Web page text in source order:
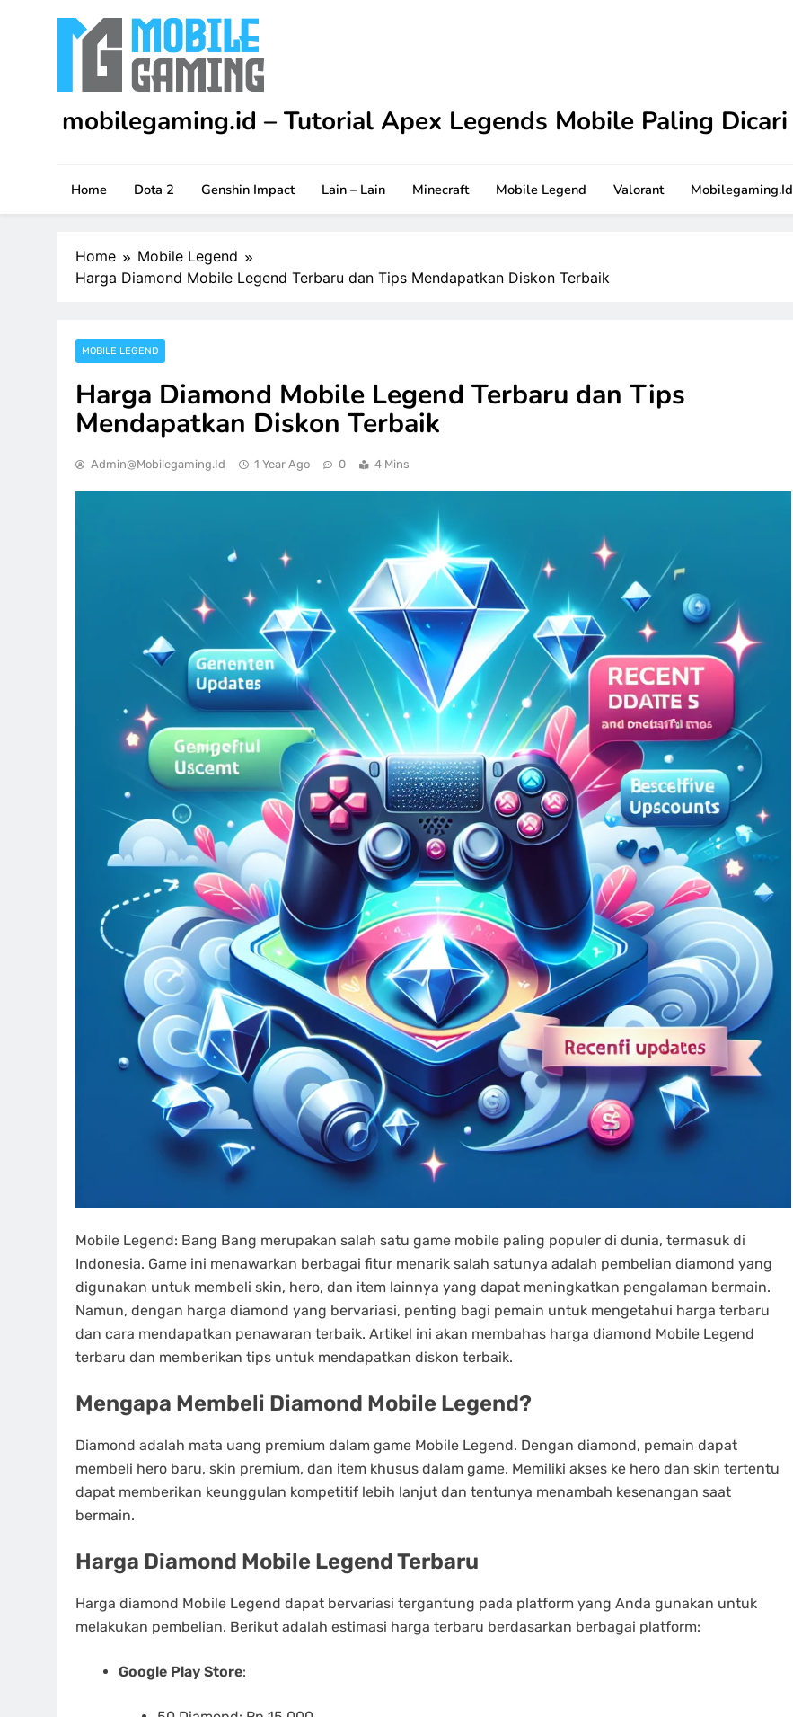
mobilegaming.id – Tutorial Apex Legends Mobile Paling Dicari
game.
Home Dota 2 Genshin Impact Lain – Lain Minecraft Mobile Legend Valorant Mobilegaming.id
Home
Mobile Legend
Harga Diamond Mobile Legend Terbaru dan Tips Mendapatkan Diskon Terbaik
MOBILE LEGEND
Harga Diamond Mobile Legend Terbaru dan Tips
Mendapatkan Diskon Terbaik
Admin@mobilegaming.id 1 Year Ago 0 4 Mins
Mobile Legend: Bang Bang merupakan salah satu game mobile paling populer di dunia, termasuk di
Indonesia. Game ini menawarkan berbagai fitur menarik salah satunya adalah pembelian diamond yang
digunakan untuk membeli skin, hero, dan item lainnya yang dapat meningkatkan pengalaman bermain.
Namun, dengan harga diamond yang bervariasi, penting bagi pemain untuk mengetahui harga terbaru
dan cara mendapatkan penawaran terbaik. Artikel ini akan membahas harga diamond Mobile Legend
terbaru dan memberikan tips untuk mendapatkan diskon terbaik.
Mengapa Membeli Diamond Mobile Legend?
Diamond adalah mata uang premium dalam game Mobile Legend. Dengan diamond, pemain dapat
membeli hero baru, skin premium, dan item khusus dalam game. Memiliki akses ke hero dan skin tertentu
dapat memberikan keunggulan kompetitif lebih lanjut dan tentunya menambah kesenangan saat
bermain.
Harga Diamond Mobile Legend Terbaru
Harga diamond Mobile Legend dapat bervariasi tergantung pada platform yang Anda gunakan untuk
melakukan pembelian. Berikut adalah estimasi harga terbaru berdasarkan berbagai platform:
Google Play Store: